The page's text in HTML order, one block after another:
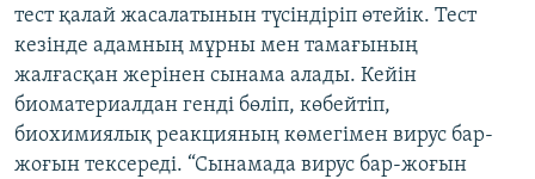
тест қалай жасалатынын түсіндіріп өтейік. Тест
кезінде адамның мұрны мен тамағының
жалғасқан жерінен сынама алады. Кейін
биоматериалдан генді бөліп, көбейтіп,
биохимиялық реакцияның көмегімен вирус бар-
жоғын тексереді. “Сынамада вирус бар-жоғын